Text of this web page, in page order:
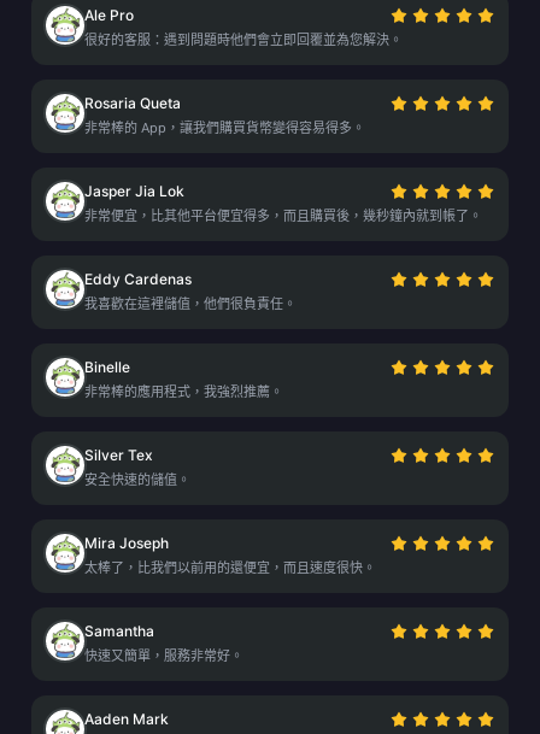
Ale Pro
很好的客服：遇到問題時他們會立即回覆並為您解決。
Rosaria Queta
非常棒的 App，讓我們購買貨幣變得容易得多。
Jasper Jia Lok
非常便宜，比其他平台便宜得多，而且購買後，幾秒鐘內就到帳了。
Eddy Cardenas
我喜歡在這裡儲值，他們很負責任。
Binelle
非常棒的應用程式，我強烈推薦。
Silver Tex
安全快速的儲值。
Mira Joseph
太棒了，比我們以前用的還便宜，而且速度很快。
Samantha
快速又簡單，服務非常好。
Aaden Mark